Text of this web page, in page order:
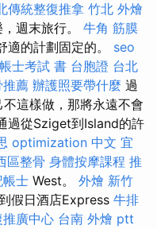
傳統整復推拿 竹北 外燴
週末旅行。 牛角 筋膜
適的計劃固定的。 seo
士考試 書 台胞證 台北
推薦 辦護照要帶什麼 過
這樣做，那將永遠不會
過從Sziget到Island的許
optimization 中文 宜
區整骨 身體按摩課程 推
士 West。 外燴 新竹
假日酒店Express 牛排
廣中心 台南 外燴 ptt